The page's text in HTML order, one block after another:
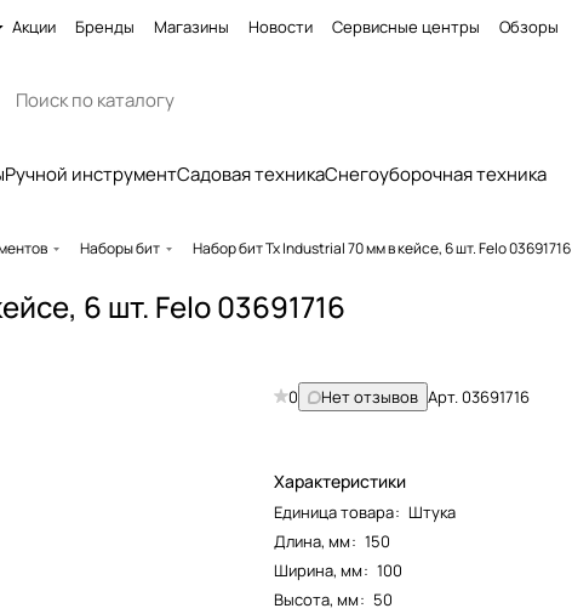
Акции Бренды Магазины Новости Сервисные центры Обзоры
Ручной инструментСадовая техникаСнегоуборочная техника
Наборы бит Набор бит Tx Industrial 70 мм в кейсе, 6 шт. Felo 03691716
6 шт. Felo 03691716
0 Нет отзывов Арт.03691716
Характеристики
Единица товара: Штука
Длина, мм: 150
Ширина, мм: 100
Высота, мм: 50